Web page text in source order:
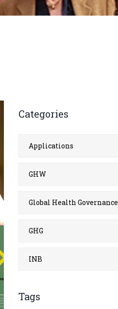
Categories
Applications
GHW
Global Health Governance
GHG
INB
Tags